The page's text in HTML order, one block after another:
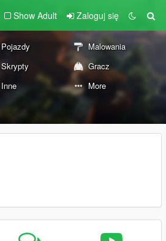
Show Adult Zaloguj się
Pojazdy
Malowania
Skrypty
Gracz
Inne More